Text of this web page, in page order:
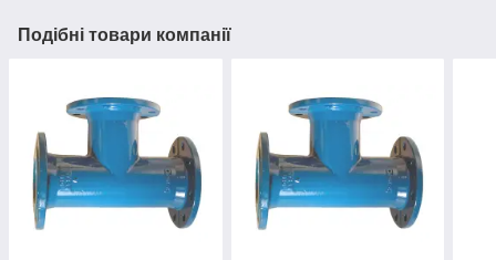
Подібні товари компанії